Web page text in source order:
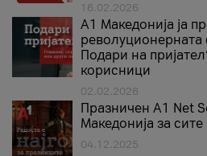
16.02.2026
А1 Македонија ја
Подари на
корисници
02.02.2026
Празничен A1 Net
Македонија за
04.12.2025